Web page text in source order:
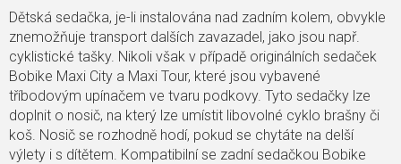
Dětská sedačka, je-li instalována nad zadním kolem, obvykle
znemožňuje transport dalších zavazadel, jako jsou např.
cyklistické tašky. Nikoli však v případě originálních sedaček
Bobike Maxi City a Maxi Tour, které jsou vybavené
tříbodovým upínačem ve tvaru podkovy. Tyto sedačky lze
doplnit o nosič, na který lze umístit libovolné cyklo brašny či
koš. Nosič se rozhodně hodí, pokud se chytáte na delší
výlety i s dítětem. Kompatibilní se zadní sedačkou Bobike